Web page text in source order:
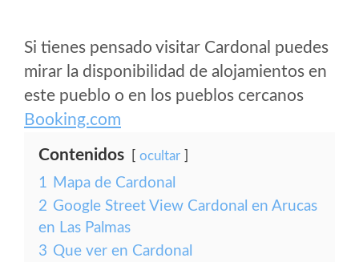
Si tienes pensado visitar Cardonal puedes
mirar la disponibilidad de alojamientos en
este pueblo o en los pueblos cercanos
Booking.com
Contenidos ocultar
1 Mapa de Cardonal
2 Google Street View Cardonal en Arucas
en Las Palmas
3 Que ver en Cardonal